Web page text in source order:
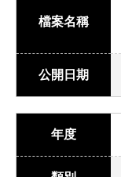
檔案名稱
公開日期
年度